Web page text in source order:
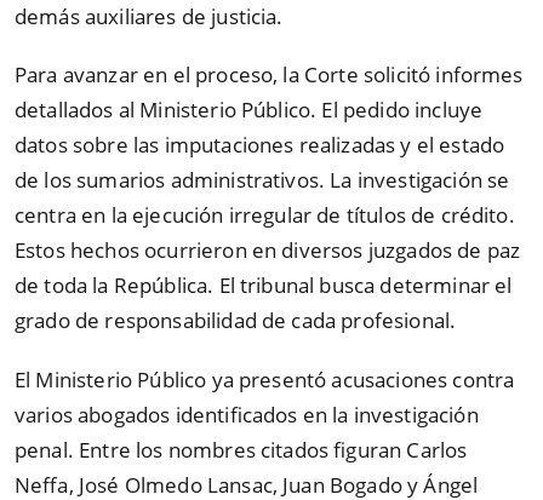
demás auxiliares de justicia.
Para avanzar en el proceso, la Corte solicitó informes
detallados al Ministerio Público. El pedido incluye
datos sobre las imputaciones realizadas y el estado
de los sumarios administrativos. La investigación se
centra en la ejecución irregular de títulos de crédito.
Estos hechos ocurrieron en diversos juzgados de paz
de toda la República. El tribunal busca determinar el
grado de responsabilidad de cada profesional.
El Ministerio Público ya presentó acusaciones contra
varios abogados identificados en la investigación
penal. Entre los nombres citados figuran Carlos
Neffa, José Olmedo Lansac, Juan Bogado y Ángel